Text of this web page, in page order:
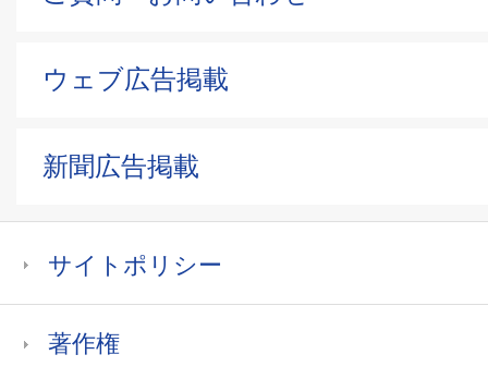
ウェブ広告掲載
新聞広告掲載
サイトポリシー
著作権